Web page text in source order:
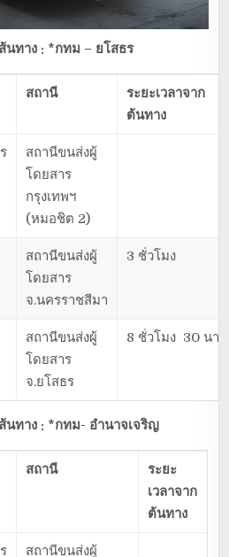
นทาง : *กทม – ยโสธร
สถานี
ระยะเวลาจาก
ต้นทาง
สถานีขนส่งผู้
โดยสาร
กรุงเทพฯ
(หมอชิต 2)
สถานีขนส่งผู้
โดยสาร
จ.นครราชสีมา
3 ชั่วโมง
สถานีขนส่งผู้
โดยสาร
จ.ยโสธร
8 ชั่วโมง 30 นาที
นทาง : *กทม- อำนาจเจริญ
สถานี
ระยะ
เวลาจาก
ต้นทาง
สถานีขนส่งผู้